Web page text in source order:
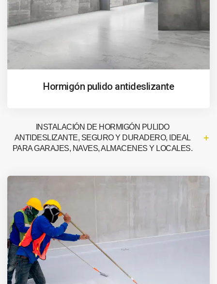
Hormigón pulido antideslizante
INSTALACIÓN DE HORMIGÓN PULIDO
ANTIDESLIZANTE, SEGURO Y DURADERO, IDEAL
PARA GARAJES, NAVES, ALMACENES Y LOCALES.